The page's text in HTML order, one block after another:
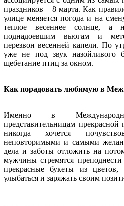
праздников – 8 марта. Как
улице меняется погода и на
теплое весеннее солнце, а
поднадоевшим вьюгам и
перезвон весенней капели. По
уже не под звук назойливого
щебетание птиц за окном.
Как порадовать любимую в
Именно в
представительницам прекрасной
никогда хочется
неповторимыми и самыми
дела и заботы отложить на
мужчины стремятся
прекрасные букеты из
улыбаться и заряжать своим